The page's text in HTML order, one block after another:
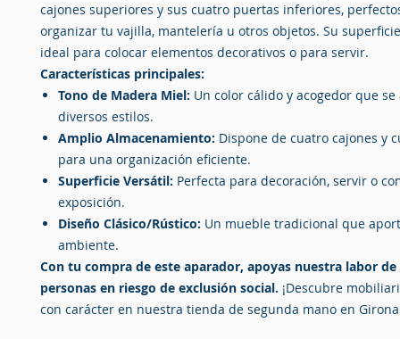
cajones superiores y sus cuatro puertas inferiores,
organizar tu vajilla, mantelería u otros objetos. Su
ideal para colocar elementos decorativos o para servir.
Características principales:
Tono de Madera Miel: Un color cálido y acogedor que
diversos estilos.
Amplio Almacenamiento: Dispone de cuatro cajones y
para una organización eficiente.
Superficie Versátil: Perfecta para decoración, servir o
exposición.
Diseño Clásico/Rústico: Un mueble tradicional que
ambiente.
Con tu compra de este aparador, apoyas nuestra labor de
personas en riesgo de exclusión social. ¡Descubre
con carácter en nuestra tienda de segunda mano en